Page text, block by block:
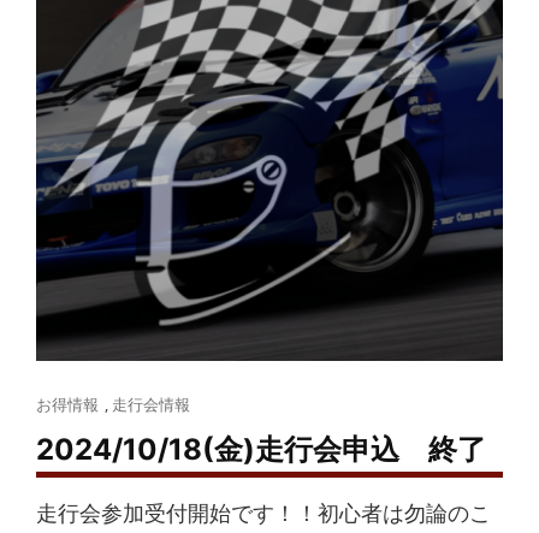
Cat
Links
お得情報 , 走行会情報
2024/10/18(金)走行会申込 終了
走行会参加受付開始です！！初心者は勿論のこ